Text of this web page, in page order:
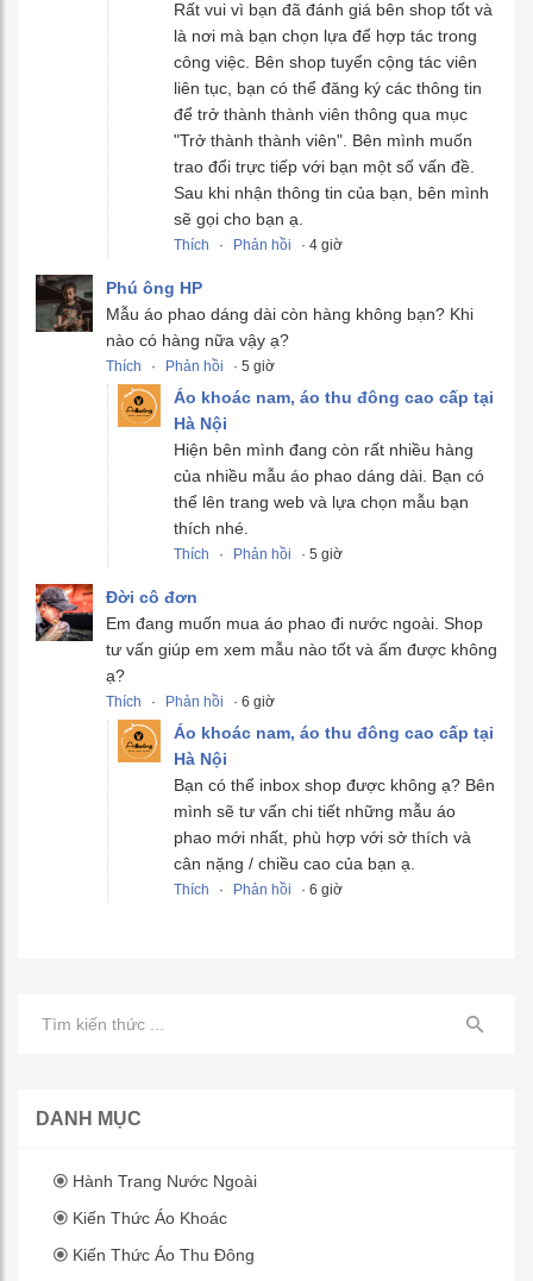
Rất vui vì bạn đã đánh giá bên shop tốt và
là nơi mà bạn chọn lựa để hợp tác trong
công việc. Bên shop tuyển cộng tác viên
liên tục, bạn có thể đăng ký các thông tin
để trở thành thành viên thông qua mục
"Trở thành thành viên". Bên mình muốn
trao đổi trực tiếp với bạn một số vấn đề.
Sau khi nhận thông tin của bạn, bên mình
sẽ gọi cho bạn ạ.
Thích · Phản hồi · 4 giờ
Phú ông HP
Mẫu áo phao dáng dài còn hàng không bạn? Khi
nào có hàng nữa vậy ạ?
Thích · Phản hồi · 5 giờ
Áo khoác nam, áo thu đông cao cấp tại
Hà Nội
Hiện bên mình đang còn rất nhiều hàng
của nhiều mẫu áo phao dáng dài. Bạn có
thể lên trang web và lựa chọn mẫu bạn
thích nhé.
Thích · Phản hồi · 5 giờ
Đời cô đơn
Em đang muốn mua áo phao đi nước ngoài. Shop
tư vấn giúp em xem mẫu nào tốt và ấm được không
ạ?
Thích · Phản hồi · 6 giờ
Áo khoác nam, áo thu đông cao cấp tại
Hà Nội
Bạn có thể inbox shop được không ạ? Bên
mình sẽ tư vấn chi tiết những mẫu áo
phao mới nhất, phù hợp với sở thích và
cân nặng / chiều cao của bạn ạ.
Thích · Phản hồi · 6 giờ
DANH MỤC
Hành Trang Nước Ngoài
Kiến Thức Áo Khoác
Kiến Thức Áo Thu Đông